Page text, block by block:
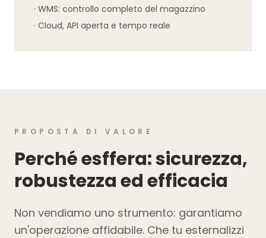
· WMS: controllo completo del magazzino
· Cloud, API aperta e tempo reale
PROPOSTA DI VALORE
Perché esffera: sicurezza,
robustezza ed efficacia
Non vendiamo uno strumento: garantiamo
un'operazione affidabile. Che tu esternalizzi